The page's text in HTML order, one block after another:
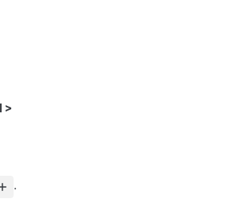
>
.